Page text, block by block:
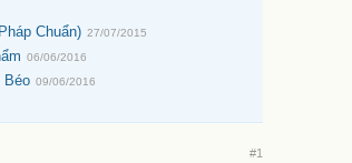
Chuẩn) 27/07/2015
06/06/2016
Béo 09/06/2016
#1